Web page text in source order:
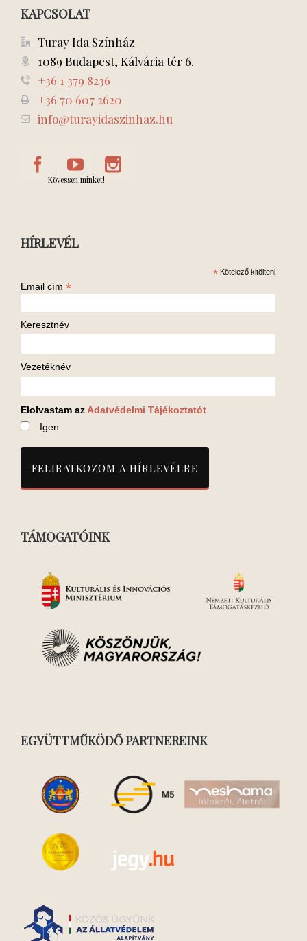
KAPCSOLAT
Turay Ida Színház
1089 Budapest, Kálvária tér 6.
+36 1 379 8236
+36 70 607 2620
info@turayidaszinhaz.hu
Kövessen minket!
HÍRLEVÉL
* Kötelező kitölteni
Email cím *
Keresztnév
Vezetéknév
Elolvastam az Adatvédelmi Tájékoztatót
Igen
TÁMOGATÓINK
EGYÜTTMŰKÖDŐ PARTNEREINK